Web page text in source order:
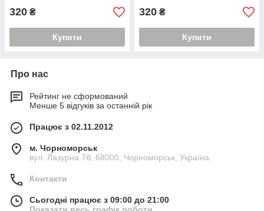
320 ₴
Купити
320 ₴
Купити
Про нас
Рейтинг не сформований
Менше 5 відгуків за останній рік
Працює з 02.11.2012
м. Чорноморськ
вул. Лазурна 7б, 68000, Чорноморськ, Україна
Контакти
Сьогодні працює з 09:00 до 21:00